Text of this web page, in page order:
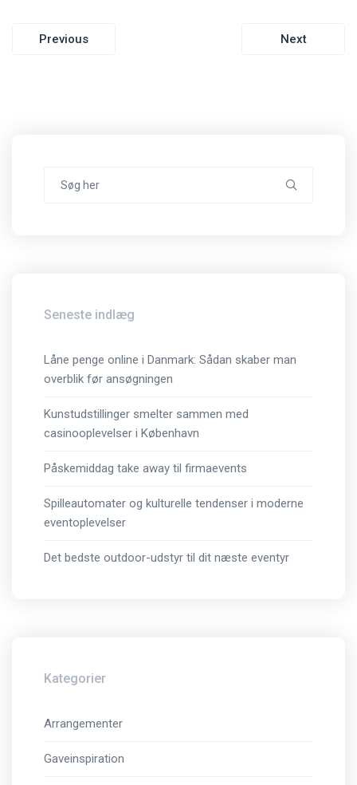
Indlægsnavigation
Previous Next
Seneste indlæg
Låne penge online i Danmark: Sådan skaber man
overblik før ansøgningen
Kunstudstillinger smelter sammen med
casinooplevelser i København
Påskemiddag take away til firmaevents
Spilleautomater og kulturelle tendenser i moderne
eventoplevelser
Det bedste outdoor-udstyr til dit næste eventyr
Kategorier
Arrangementer
Gaveinspiration